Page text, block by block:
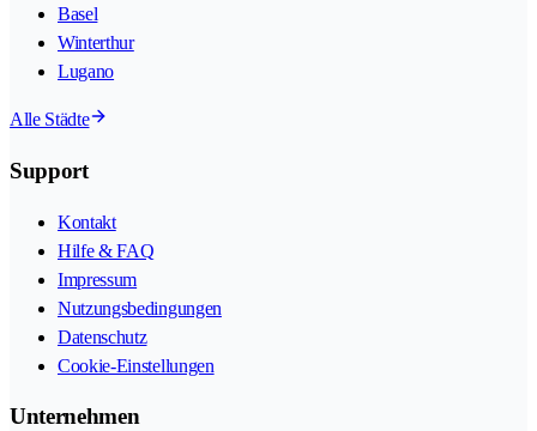
Basel
Winterthur
Lugano
Alle Städte
Support
Kontakt
Hilfe & FAQ
Impressum
Nutzungsbedingungen
Datenschutz
Cookie-Einstellungen
Unternehmen